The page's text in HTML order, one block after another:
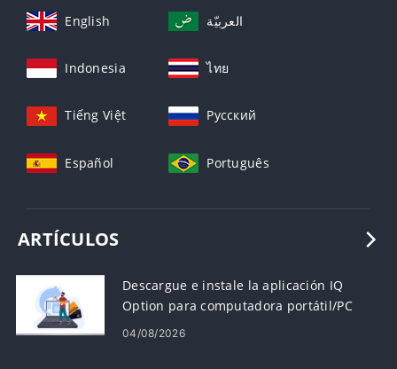
English العربيّة
Indonesia ไทย
Tiếng Việt Русский
Español Português
ARTÍCULOS
Descargue e instale la aplicación IQ
Option para computadora portátil/PC
(Windows, macOS)
04/08/2026